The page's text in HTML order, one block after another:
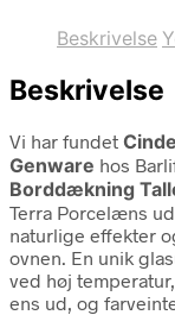
Beskrivelse
Beskrivelse
Vi har fundet
Genware hos
Borddækning
Terra Porcelæns
naturlige effekter
ovnen. En unik
ved høj
ens ud, og